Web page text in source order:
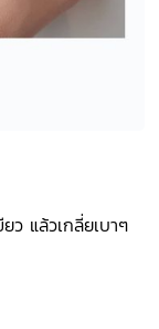
ว แล้วเกลี่ยเบาๆ